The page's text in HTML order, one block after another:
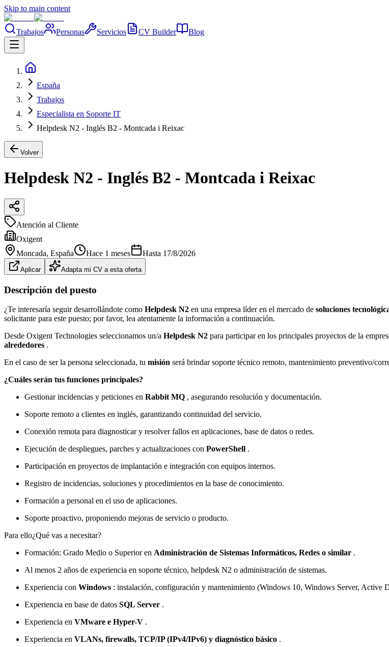
Skip to main content
Trabajos Personas Servicios CV Builder Blog
España
Trabajos
Especialista en Soporte IT
Helpdesk N2 - Inglés B2 - Montcada i Reixac
Volver
Helpdesk N2 - Inglés B2 - Montcada i Reixac
Atención al Cliente
Oxigent
Moncada, España Hace 1 meses Hasta 17/8/2026
Aplicar Adapta mi CV a esta oferta
Descripción del puesto
¿Te interesaría seguir desarrollándote como Helpdesk N2 en una empresa líder en el mercado de soluciones
solicitante para este puesto; por favor, lea atentamente la información a continuación.
Desde Oxigent Technologies seleccionamos un/a Helpdesk N2 para participar en los principales proyectos de la
alrededores .
En el caso de ser la persona seleccionada, tu misión será brindar soporte técnico remoto, mantenimiento preventivo/
¿Cuáles serán tus funciones principales?
Gestionar incidencias y peticiones en Rabbit MQ , asegurando resolución y documentación.
Soporte remoto a clientes en inglés, garantizando continuidad del servicio.
Conexión remota para diagnosticar y resolver fallos en aplicaciones, base de datos o redes.
Ejecución de despliegues, parches y actualizaciones con PowerShell .
Participación en proyectos de implantación e integración con equipos internos.
Registro de incidencias, soluciones y procedimientos en la base de conocimiento.
Formación a personal en el uso de aplicaciones.
Soporte proactivo, proponiendo mejoras de servicio o producto.
Para ello¿Qué vas a necesitar?
Formación: Grado Medio o Superior en Administración de Sistemas Informáticos, Redes o similar .
Al menos 2 años de experiencia en soporte técnico, helpdesk N2 o administración de sistemas.
Experiencia con Windows : instalación, configuración y mantenimiento (Windows 10, Windows Server, Active
Experiencia en base de datos SQL Server .
Experiencia en VMware e Hyper-V .
Experiencia en VLANs, firewalls, TCP/IP (IPv4/IPv6) y diagnóstico básico .